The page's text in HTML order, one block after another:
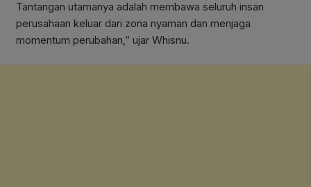
Tantangan utamanya adalah membawa seluruh insan
perusahaan keluar dari zona nyaman dan menjaga
momentum perubahan,” ujar Whisnu.